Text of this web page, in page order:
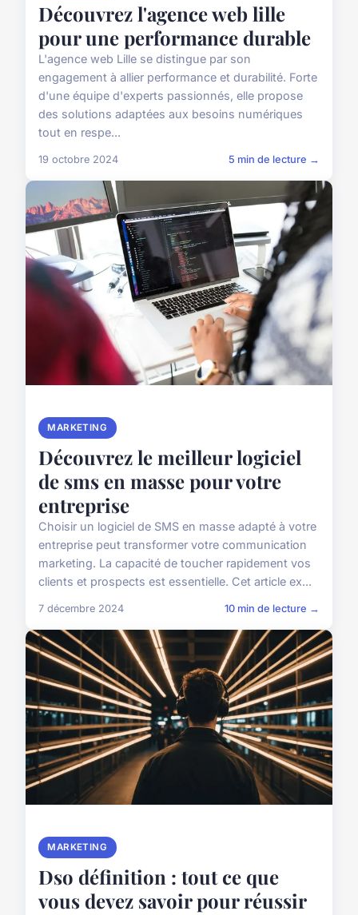
Découvrez l'agence web lille
pour une performance durable
L'agence web Lille se distingue par son
engagement à allier performance et durabilité. Forte
d'une équipe d'experts passionnés, elle propose
des solutions adaptées aux besoins numériques
tout en respe...
19 octobre 2024 5 min de lecture →
MARKETING
Découvrez le meilleur logiciel
de sms en masse pour votre
entreprise
Choisir un logiciel de SMS en masse adapté à votre
entreprise peut transformer votre communication
marketing. La capacité de toucher rapidement vos
clients et prospects est essentielle. Cet article ex...
7 décembre 2024 10 min de lecture →
MARKETING
Dso définition : tout ce que
vous devez savoir pour réussir